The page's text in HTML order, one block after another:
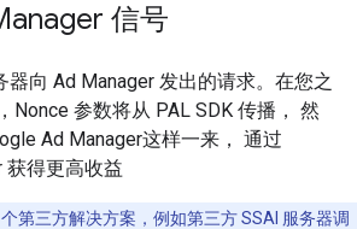
信号
向 Ad Manager 发出的请求。在您之
Nonce 参数将从 PAL SDK 传播， 然
Ad Manager这样一来， 通过
获得更高收益
第三方解决方案，例如第三方 SSAI 服务器调